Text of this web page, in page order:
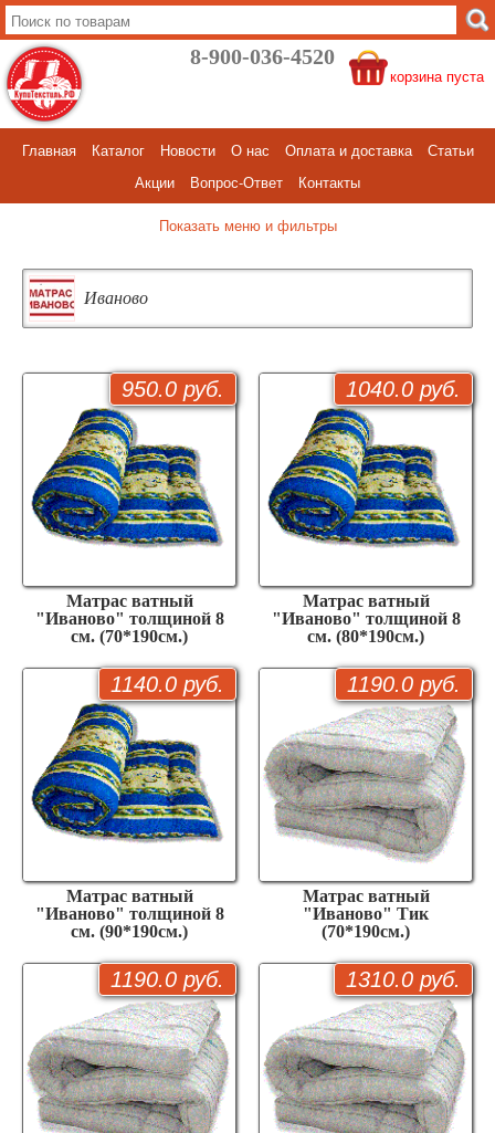
корзина пуста
8-900-036-4520
Главная Каталог Новости О нас Оплата и доставка
Статьи
Акции
Вопрос-Ответ Контакты
меню и фильтры
Иваново
Матрас ватный
"Иваново" толщиной 8
см. (70*190см.)
950.0 руб.
Матрас ватный
"Иваново" толщиной 8
см. (80*190см.)
1040.0 руб.
Матрас ватный
"Иваново" толщиной 8
см. (90*190см.)
1140.0 руб.
Матрас ватный
"Иваново" Тик
(70*190см.)
1190.0 руб.
1190.0 руб. 1310.0 руб.